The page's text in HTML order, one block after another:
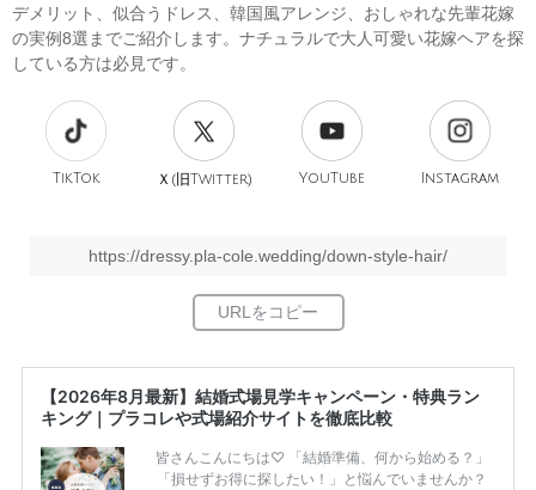
デメリット、似合うドレス、韓国風アレンジ、おしゃれな先輩花嫁
の実例8選までご紹介します。ナチュラルで大人可愛い花嫁ヘアを探
している方は必見です。
TikTok Ｘ(旧Twitter) YouTube Instagram
https://dressy.pla-cole.wedding/down-style-hair/
【2026年8月最新】結婚式場見学キャンペーン・特典ラン
キング｜プラコレや式場紹介サイトを徹底比較
皆さんこんにちは♡ 「結婚準備、何から始める？」
「損せずお得に探したい！」と悩んでいませんか？